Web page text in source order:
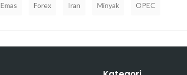
Emas Forex Iran Minyak OPEC